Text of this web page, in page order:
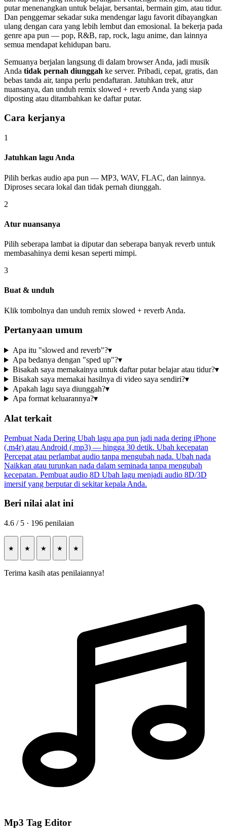
putar menenangkan untuk belajar, bersantai, bermain gim, atau tidur.
Dan penggemar sekadar suka mendengar lagu favorit dibayangkan
ulang dengan cara yang lebih lembut dan emosional. Ia bekerja pada
genre apa pun — pop, R&B, rap, rock, lagu anime, dan lainnya
semua mendapat kehidupan baru.
Semuanya berjalan langsung di dalam browser Anda, jadi musik
Anda tidak pernah diunggah ke server. Pribadi, cepat, gratis, dan
bebas tanda air, tanpa perlu pendaftaran. Jatuhkan trek, atur
nuansanya, dan unduh remix slowed + reverb Anda yang siap
diposting atau ditambahkan ke daftar putar.
Cara kerjanya
1
Jatuhkan lagu Anda
Pilih berkas audio apa pun — MP3, WAV, FLAC, dan lainnya.
Diproses secara lokal dan tidak pernah diunggah.
2
Atur nuansanya
Pilih seberapa lambat ia diputar dan seberapa banyak reverb untuk
membasahinya demi kesan seperti mimpi.
3
Buat & unduh
Klik tombolnya dan unduh remix slowed + reverb Anda.
Pertanyaan umum
Apa itu "slowed and reverb"?▾
Apa bedanya dengan "sped up"?▾
Bisakah saya memakainya untuk daftar putar belajar atau tidur?▾
Bisakah saya memakai hasilnya di video saya sendiri?▾
Apakah lagu saya diunggah?▾
Apa format keluarannya?▾
Alat terkait
Pembuat Nada Dering Ubah lagu apa pun jadi nada dering iPhone
(.m4r) atau Android (.mp3) — hingga 30 detik. Ubah kecepatan
Percepat atau perlambat audio tanpa mengubah nada. Ubah nada
Naikkan atau turunkan nada dalam seminada tanpa mengubah
kecepatan. Pembuat audio 8D Ubah lagu menjadi audio 8D/3D
imersif yang berputar di sekitar kepala Anda.
Beri nilai alat ini
4.6 / 5 · 196 penilaian
★ ★ ★ ★ ★
Terima kasih atas penilaiannya!
Mp3 Tag Editor